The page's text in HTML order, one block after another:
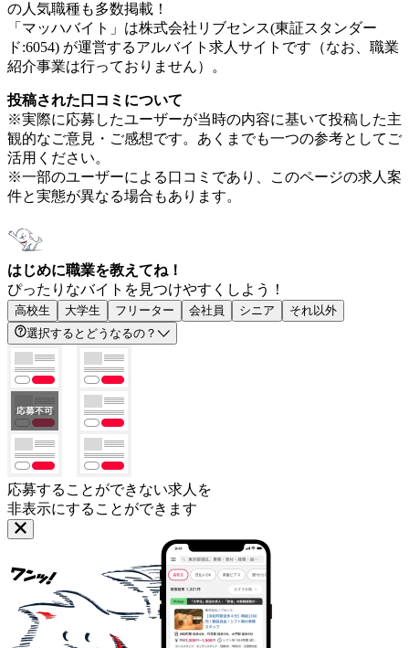
の人気職種も多数掲載！
「マッハバイト」は株式会社リブセンス(東証スタンダー
ド:6054) が運営するアルバイト求人サイトです（なお、職業
紹介事業は行っておりません）。
投稿された口コミについて
※実際に応募したユーザーが当時の内容に基いて投稿した主
観的なご意見・ご感想です。あくまでも一つの参考としてご
活用ください。
※一部のユーザーによる口コミであり、このページの求人案
件と実態が異なる場合もあります。
はじめに職業を教えてね！
ぴったりなバイトを見つけやすくしよう！
高校生 大学生 フリーター 会社員 シニア
それ以外
選択するとどうなるの？
応募することができない求人を
非表示にすることができます